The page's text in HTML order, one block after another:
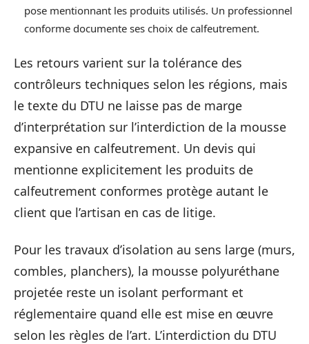
pose mentionnant les produits utilisés. Un professionnel
conforme documente ses choix de calfeutrement.
Les retours varient sur la tolérance des
contrôleurs techniques selon les régions, mais
le texte du DTU ne laisse pas de marge
d’interprétation sur l’interdiction de la mousse
expansive en calfeutrement. Un devis qui
mentionne explicitement les produits de
calfeutrement conformes protège autant le
client que l’artisan en cas de litige.
Pour les travaux d’isolation au sens large (murs,
combles, planchers), la mousse polyuréthane
projetée reste un isolant performant et
réglementaire quand elle est mise en œuvre
selon les règles de l’art. L’interdiction du DTU